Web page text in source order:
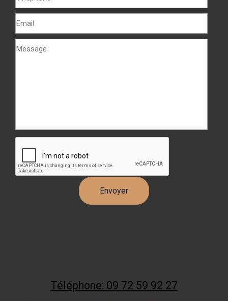
Téléphone: 09 72 59 92 27